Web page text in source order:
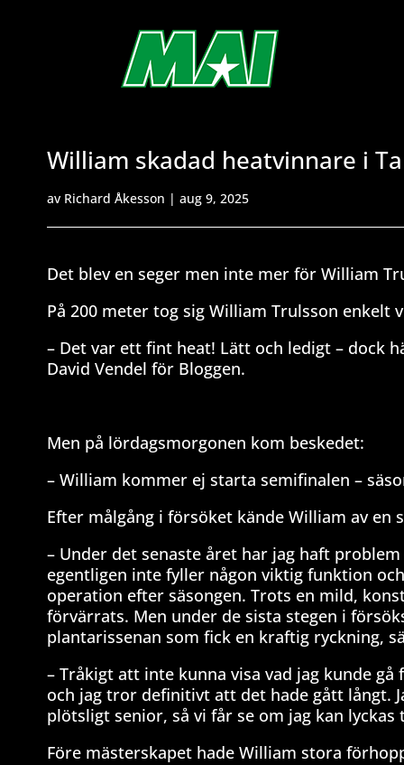
William skadad heatvinnare i
av Richard Åkesson | aug 9, 2025
Det blev en seger men inte mer för William
På 200 meter tog sig William Trulsson enkelt
– Det var ett fint heat! Lätt och ledigt – dock
David Vendel för Bloggen.
Men på lördagsmorgonen kom beskedet:
– William kommer ej starta semifinalen –
Efter målgång i försöket kände William av en
– Under det senaste året har jag haft
egentligen inte fyller någon viktig funktion
operation efter säsongen. Trots en mild,
förvärrats. Men under de sista stegen i
plantarissenan som fick en kraftig ryckning,
– Tråkigt att inte kunna visa vad jag kunde
och jag tror definitivt att det hade gått långt.
plötsligt senior, så vi får se om jag kan
Före mästerskapet hade William stora